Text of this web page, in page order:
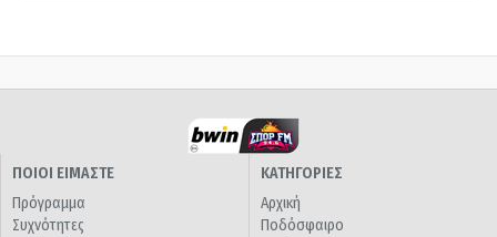
ΠΟΙΟΙ ΕΙΜΑΣΤΕ
Πρόγραμμα
Συχνότητες
ΚΑΤΗΓΟΡΙΕΣ
Αρχική
Ποδόσφαιρο